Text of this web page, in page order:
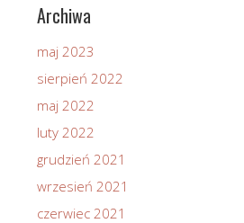
Archiwa
maj 2023
sierpień 2022
maj 2022
luty 2022
grudzień 2021
wrzesień 2021
czerwiec 2021